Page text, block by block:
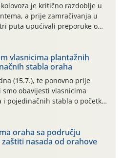
je kritično razdoblje u
a prije zamračivanja u
puta upućivali preporuke o
krizantema od najčešćih
i fito-fagnih grinja (23.7., 14.7.,
je zabilježeno je
meteorološko razdoblje, uz
vlasnicima plantažnih
stabla oraha
(15.7.), te ponovno prije
obavijesti vlasnicima
i pojedinačnih stabla o početku
usmjerenog suzbijanja
completa)! Već dvanaest dana
udar”, koji naročito
05.8.), jer najviše
[…]
oraha sa području
nasada od orahove